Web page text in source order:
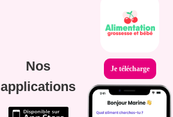
Nos
applications
Je télécharge